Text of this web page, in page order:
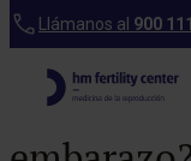
Llámanos al 900
Blog
es